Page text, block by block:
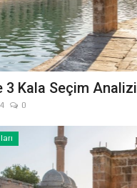
3 Kala Seçim Analizi
0